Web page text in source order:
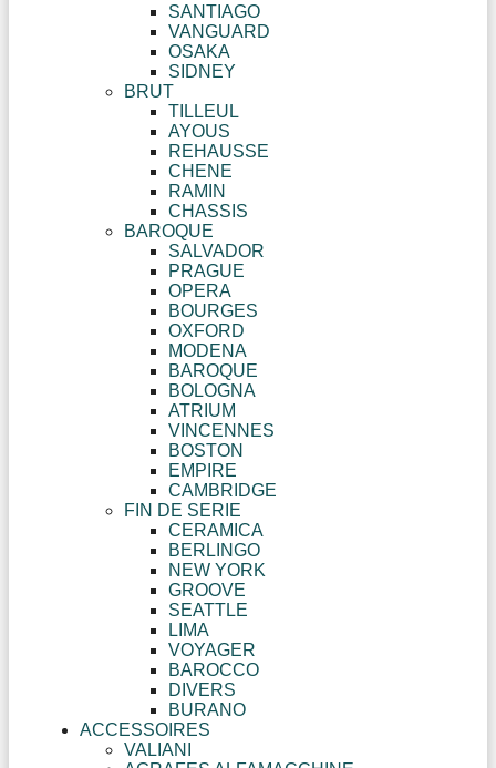
SANTIAGO
VANGUARD
OSAKA
SIDNEY
BRUT
TILLEUL
AYOUS
REHAUSSE
CHENE
RAMIN
CHASSIS
BAROQUE
SALVADOR
PRAGUE
OPERA
BOURGES
OXFORD
MODENA
BAROQUE
BOLOGNA
ATRIUM
VINCENNES
BOSTON
EMPIRE
CAMBRIDGE
FIN DE SERIE
CERAMICA
BERLINGO
NEW YORK
GROOVE
SEATTLE
LIMA
VOYAGER
BAROCCO
DIVERS
BURANO
ACCESSOIRES
VALIANI